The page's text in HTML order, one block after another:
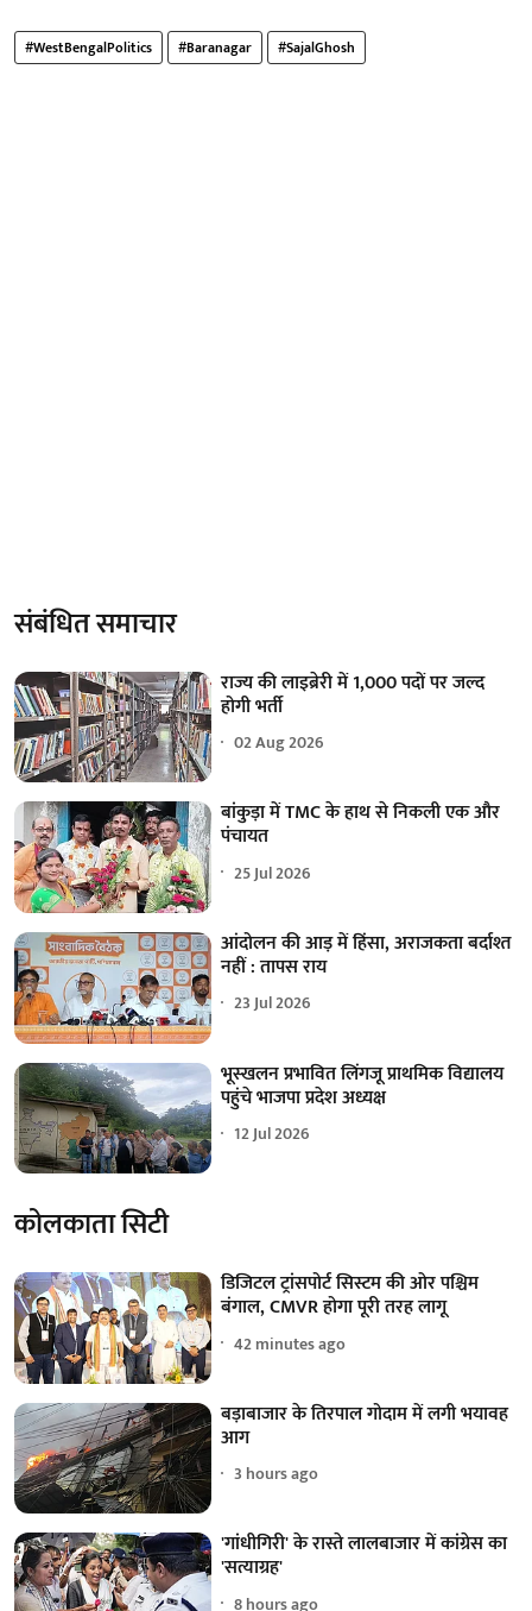
#WestBengalPolitics #Baranagar #SajalGhosh
संबंधित समाचार
राज्य की लाइब्रेरी में 1,000 पदों पर जल्द
होगी भर्ती
02 Aug 2026
बांकुड़ा में TMC के हाथ से निकली एक और
पंचायत
25 Jul 2026
आंदोलन की आड़ में हिंसा, अराजकता बर्दाश्त
नहीं : तापस राय
23 Jul 2026
भूस्खलन प्रभावित लिंगजू प्राथमिक विद्यालय
पहुंचे भाजपा प्रदेश अध्यक्ष
12 Jul 2026
कोलकाता सिटी
डिजिटल ट्रांसपोर्ट सिस्टम की ओर पश्चिम
बंगाल, CMVR होगा पूरी तरह लागू
42 minutes ago
बड़ाबाजार के तिरपाल गोदाम में लगी भयावह
आग
3 hours ago
'गांधीगिरी' के रास्ते लालबाजार में कांग्रेस का
'सत्याग्रह'
8 hours ago